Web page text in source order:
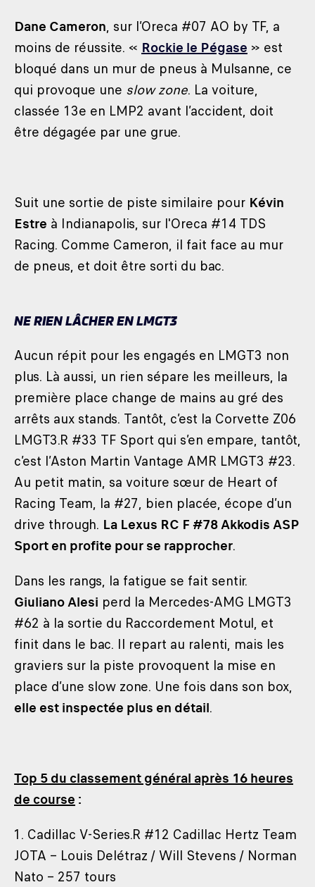
Dane Cameron, sur l’Oreca #07 AO by TF, a
moins de réussite. « Rockie le Pégase » est
bloqué dans un mur de pneus à Mulsanne, ce
qui provoque une slow zone. La voiture,
classée 13e en LMP2 avant l’accident, doit
être dégagée par une grue.
Suit une sortie de piste similaire pour Kévin
Estre à Indianapolis, sur l'Oreca #14 TDS
Racing. Comme Cameron, il fait face au mur
de pneus, et doit être sorti du bac.
NE RIEN LÂCHER EN LMGT3
Aucun répit pour les engagés en LMGT3 non
plus. Là aussi, un rien sépare les meilleurs, la
première place change de mains au gré des
arrêts aux stands. Tantôt, c’est la Corvette Z06
LMGT3.R #33 TF Sport qui s’en empare, tantôt,
c’est l’Aston Martin Vantage AMR LMGT3 #23.
Au petit matin, sa voiture sœur de Heart of
Racing Team, la #27, bien placée, écope d’un
drive through. La Lexus RC F #78 Akkodis ASP
Sport en profite pour se rapprocher.
Dans les rangs, la fatigue se fait sentir.
Giuliano Alesi perd la Mercedes-AMG LMGT3
#62 à la sortie du Raccordement Motul, et
finit dans le bac. Il repart au ralenti, mais les
graviers sur la piste provoquent la mise en
place d’une slow zone. Une fois dans son box,
elle est inspectée plus en détail.
Top 5 du classement général après 16 heures
de course :
1. Cadillac V-Series.R #12 Cadillac Hertz Team
JOTA – Louis Delétraz / Will Stevens / Norman
Nato – 257 tours